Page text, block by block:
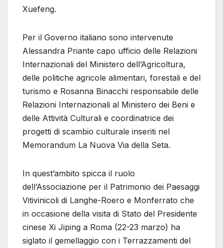
Xuefeng.
Per il Governo italiano sono intervenute
Alessandra Priante capo ufficio delle Relazioni
Internazionali del Ministero dell’Agricoltura,
delle politiche agricole alimentari, forestali e del
turismo e Rosanna Binacchi responsabile delle
Relazioni Internazionali al Ministero dei Beni e
delle Attività Culturali e coordinatrice dei
progetti di scambio culturale inseriti nel
Memorandum La Nuova Via della Seta.
In quest’ambito spicca il ruolo
dell’Associazione per il Patrimonio dei Paesaggi
Vitivinicoli di Langhe-Roero e Monferrato che
in occasione della visita di Stato del Presidente
cinese Xi Jiping a Roma (22-23 marzo) ha
siglato il gemellaggio con i Terrazzamenti del